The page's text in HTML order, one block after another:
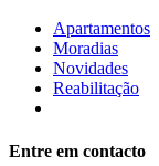
Apartamentos
Moradias
Novidades
Reabilitação
Entre em contacto